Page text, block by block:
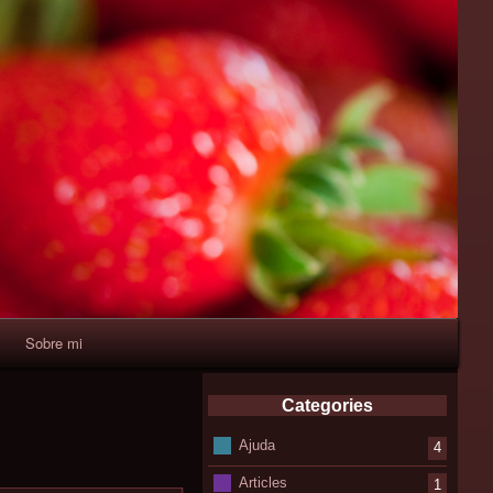
Sobre mi
Categories
Ajuda 4
Articles 1